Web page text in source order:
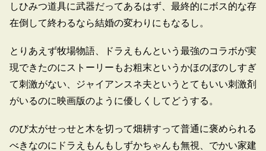
しひみつ道具に武器だってあるはず、最終的にボス的な存
在倒して終わるなら結婚の変わりにもなるし。
とりあえず牧場物語、ドラえもんという最強のコラボが実
現できたのにストーリーもお粗末というかほのぼのしすぎ
て刺激がない、ジャイアンスネ夫というとてもいい刺激剤
がいるのに映画版のように優しくしてどうする。
のび太がせっせと木を切って畑耕すって普通に褒められる
べきなのにドラえもんもしずかちゃんも無視、でかい家建